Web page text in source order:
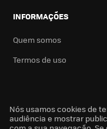
INFORMAÇÕES
Quem somos
Termos de uso
Nós usamos cookies de
audiência e mostrar